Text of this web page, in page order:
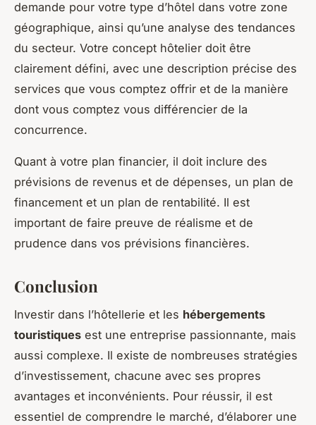
demande pour votre type d’hôtel dans votre zone
géographique, ainsi qu’une analyse des tendances
du secteur. Votre concept hôtelier doit être
clairement défini, avec une description précise des
services que vous comptez offrir et de la manière
dont vous comptez vous différencier de la
concurrence.
Quant à votre plan financier, il doit inclure des
prévisions de revenus et de dépenses, un plan de
financement et un plan de rentabilité. Il est
important de faire preuve de réalisme et de
prudence dans vos prévisions financières.
Conclusion
Investir dans l’hôtellerie et les hébergements
touristiques est une entreprise passionnante, mais
aussi complexe. Il existe de nombreuses stratégies
d’investissement, chacune avec ses propres
avantages et inconvénients. Pour réussir, il est
essentiel de comprendre le marché, d’élaborer une